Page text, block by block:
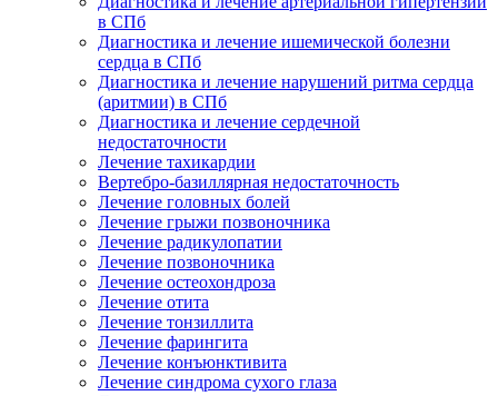
в СПб
Диагностика и лечение ишемической болезни
сердца в СПб
Диагностика и лечение нарушений ритма сердца
(аритмии) в СПб
Диагностика и лечение сердечной
недостаточности
Лечение тахикардии
Вертебро-базиллярная недостаточность
Лечение головных болей
Лечение грыжи позвоночника
Лечение радикулопатии
Лечение позвоночника
Лечение остеохондроза
Лечение отита
Лечение тонзиллита
Лечение фарингита
Лечение конъюнктивита
Лечение синдрома сухого глаза